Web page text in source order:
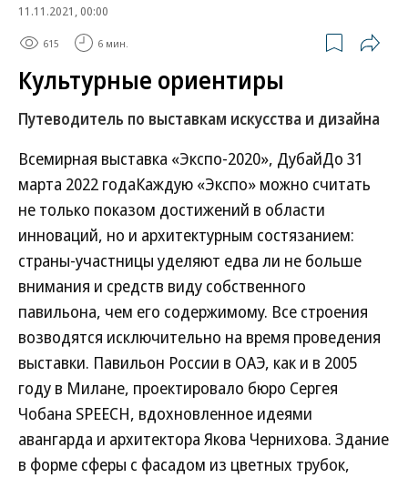
11.11.2021, 00:00
615 6 мин.
Культурные ориентиры
Путеводитель по выставкам искусства и дизайна
Всемирная выставка «Экспо-2020», ДубайДо 31
марта 2022 годаКаждую «Экспо» можно считать
не только показом достижений в области
инноваций, но и архитектурным состязанием:
страны-участницы уделяют едва ли не больше
внимания и средств виду собственного
павильона, чем его содержимому. Все строения
возводятся исключительно на время проведения
выставки. Павильон России в ОАЭ, как и в 2005
году в Милане, проектировало бюро Сергея
Чобана SPEECH, вдохновленное идеями
авангарда и архитектора Якова Чернихова. Здание
в форме сферы с фасадом из цветных трубок,